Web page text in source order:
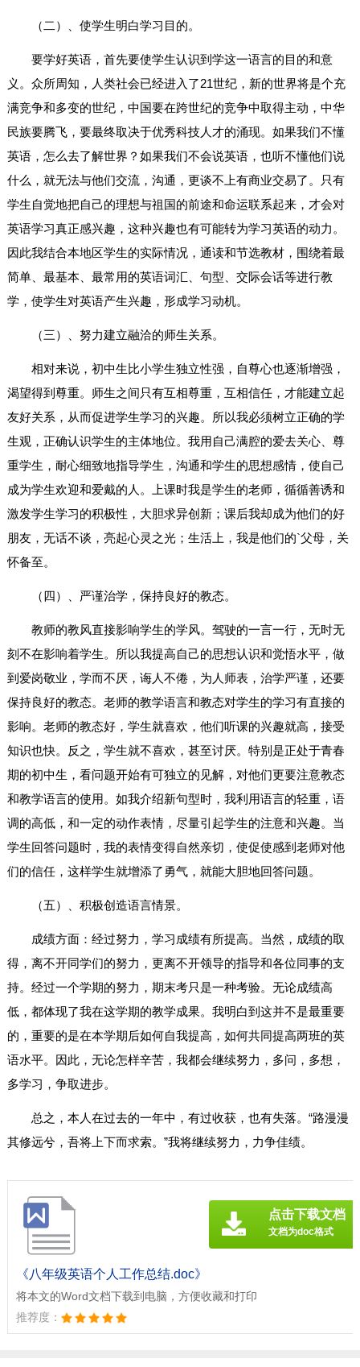
（二）、使学生明白学习目的。
要学好英语，首先要使学生认识到学这一语言的目的和意
义。众所周知，人类社会已经进入了21世纪，新的世界将是个充
满竞争和多变的世纪，中国要在跨世纪的竞争中取得主动，中华
民族要腾飞，要最终取决于优秀科技人才的涌现。如果我们不懂
英语，怎么去了解世界？如果我们不会说英语，也听不懂他们说
什么，就无法与他们交流，沟通，更谈不上有商业交易了。只有
学生自觉地把自己的理想与祖国的前途和命运联系起来，才会对
英语学习真正感兴趣，这种兴趣也有可能转为学习英语的动力。
因此我结合本地区学生的实际情况，通读和节选教材，围绕着最
简单、最基本、最常用的英语词汇、句型、交际会话等进行教
学，使学生对英语产生兴趣，形成学习动机。
（三）、努力建立融洽的师生关系。
相对来说，初中生比小学生独立性强，自尊心也逐渐增强，
渴望得到尊重。师生之间只有互相尊重，互相信任，才能建立起
友好关系，从而促进学生学习的兴趣。所以我必须树立正确的学
生观，正确认识学生的主体地位。我用自己满腔的爱去关心、尊
重学生，耐心细致地指导学生，沟通和学生的思想感情，使自己
成为学生欢迎和爱戴的人。上课时我是学生的老师，循循善诱和
激发学生学习的积极性，大胆求异创新；课后我却成为他们的好
朋友，无话不谈，亮起心灵之光；生活上，我是他们的`父母，关
怀备至。
（四）、严谨治学，保持良好的教态。
教师的教风直接影响学生的学风。驾驶的一言一行，无时无
刻不在影响着学生。所以我提高自己的思想认识和觉悟水平，做
到爱岗敬业，学而不厌，诲人不倦，为人师表，治学严谨，还要
保持良好的教态。老师的教学语言和教态对学生的学习有直接的
影响。老师的教态好，学生就喜欢，他们听课的兴趣就高，接受
知识也快。反之，学生就不喜欢，甚至讨厌。特别是正处于青春
期的初中生，看问题开始有可独立的见解，对他们更要注意教态
和教学语言的使用。如我介绍新句型时，我利用语言的轻重，语
调的高低，和一定的动作表情，尽量引起学生的注意和兴趣。当
学生回答问题时，我的表情变得自然亲切，使促使感到老师对他
们的信任，这样学生就增添了勇气，就能大胆地回答问题。
（五）、积极创造语言情景。
成绩方面：经过努力，学习成绩有所提高。当然，成绩的取
得，离不开同学们的努力，更离不开领导的指导和各位同事的支
持。经过一个学期的努力，期末考只是一种考验。无论成绩高
低，都体现了我在这学期的教学成果。我明白到这并不是最重要
的，重要的是在本学期后如何自我提高，如何共同提高两班的英
语水平。因此，无论怎样辛苦，我都会继续努力，多问，多想，
多学习，争取进步。
总之，本人在过去的一年中，有过收获，也有失落。“路漫漫
其修远兮，吾将上下而求索。”我将继续努力，力争佳绩。
《八年级英语个人工作总结.doc》
将本文的Word文档下载到电脑，方便收藏和打印
推荐度：
点击下载文档
文档为doc格式